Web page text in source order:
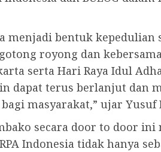
menjadi bentuk kepedulian
royong dan
serta Hari Raya Idul
dapat terus berlanjut dan
masyarakat,” ujar Yusuf
secara door to door
Indonesia tidak hanya